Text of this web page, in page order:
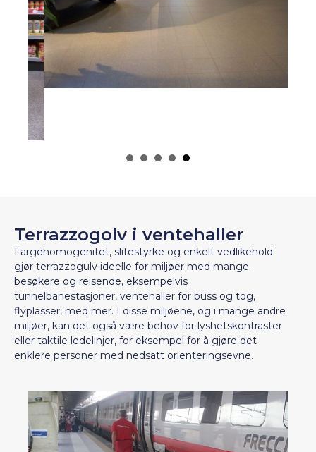
Terrazzogolv i ventehaller
Fargehomogenitet, slitestyrke og enkelt vedlikehold
gjør terrazzogulv ideelle for miljøer med mange.
besøkere og reisende, eksempelvis
tunnelbanestasjoner, ventehaller for buss og tog,
flyplasser, med mer. I disse miljøene, og i mange andre
miljøer, kan det også være behov for lyshetskontraster
eller taktile ledelinjer, for eksempel for å gjøre det
enklere personer med nedsatt orienteringsevne.